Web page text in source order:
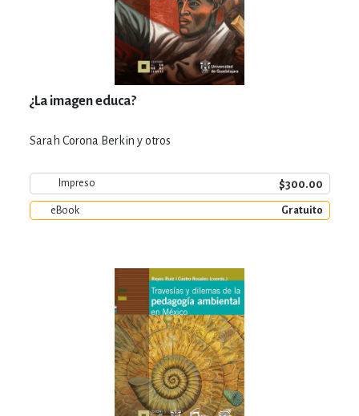
¿La imagen educa?
Sarah Corona Berkin y otros
Impreso $300.00
eBook Gratuito